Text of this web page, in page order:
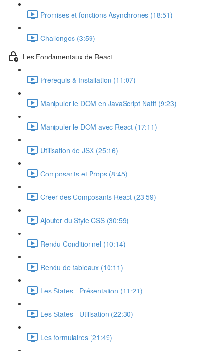
Promises et fonctions Asynchrones (18:51)
Challenges (3:59)
Les Fondamentaux de React
Prérequis & Installation (11:07)
Manipuler le DOM en JavaScript Natif (9:23)
Manipuler le DOM avec React (17:11)
Utilisation de JSX (25:16)
Composants et Props (8:45)
Créer des Composants React (23:59)
Ajouter du Style CSS (30:59)
Rendu Conditionnel (10:14)
Rendu de tableaux (10:11)
Les States - Présentation (11:21)
Les States - Utilisation (22:30)
Les formulaires (21:49)